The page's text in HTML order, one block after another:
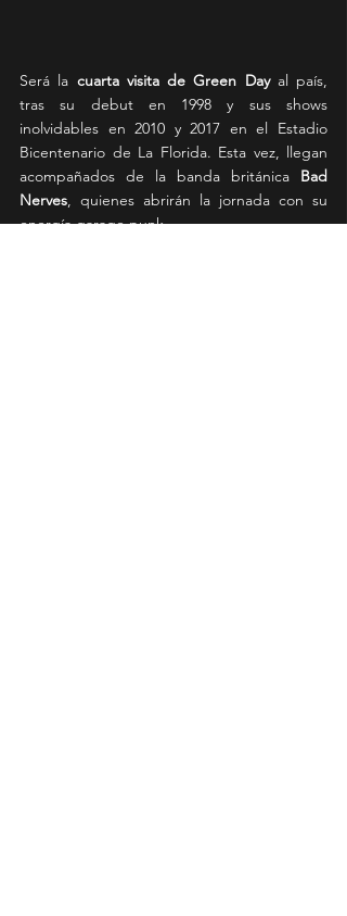
Será la cuarta visita de Green Day al país,
tras su debut en 1998 y sus shows
inolvidables en 2010 y 2017 en el Estadio
Bicentenario de La Florida. Esta vez, llegan
acompañados de la banda británica Bad
Nerves, quienes abrirán la jornada con su
energía garage punk.